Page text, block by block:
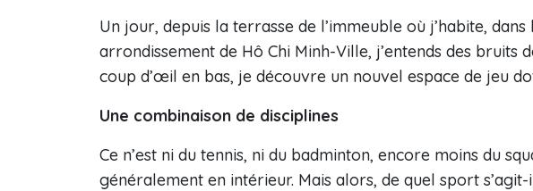
Un jour, depuis la terrasse de l’immeuble où j’habite,
arrondissement de Hô Chi Minh-Ville, j’entends des bruits
coup d’œil en bas, je découvre un nouvel espace de jeu
Une combinaison de disciplines
Ce n’est ni du tennis, ni du badminton, encore moins du
généralement en intérieur. Mais alors, de quel sport s’agit-